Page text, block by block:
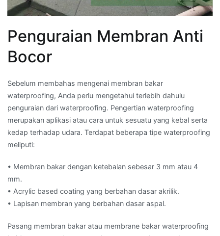
Penguraian Membran Anti
Bocor
Sebelum membahas mengenai membran bakar
waterproofing, Anda perlu mengetahui terlebih dahulu
penguraian dari waterproofing. Pengertian waterproofing
merupakan aplikasi atau cara untuk sesuatu yang kebal serta
kedap terhadap udara. Terdapat beberapa tipe waterproofing
meliputi:
• Membran bakar dengan ketebalan sebesar 3 mm atau 4
mm.
• Acrylic based coating yang berbahan dasar akrilik.
• Lapisan membran yang berbahan dasar aspal.
Pasang membran bakar atau membrane bakar waterproofing